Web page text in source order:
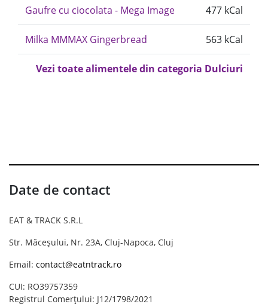
Gaufre cu ciocolata - Mega Image 477 kCal
Milka MMMAX Gingerbread 563 kCal
Vezi toate alimentele din categoria Dulciuri
Date de contact
EAT & TRACK S.R.L
Str. Măceșului, Nr. 23A, Cluj-Napoca, Cluj
Email: contact@eatntrack.ro
CUI: RO39757359
Registrul Comerțului: J12/1798/2021